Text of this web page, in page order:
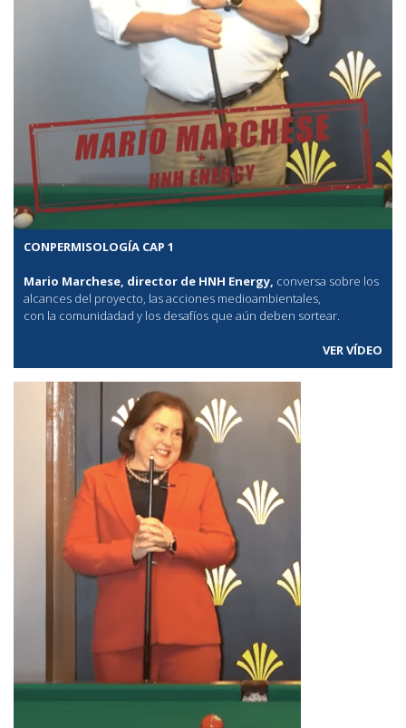
CONPERMISOLOGÍA CAP 1
Mario Marchese, director de HNH Energy, conversa sobre los
alcances del proyecto, las acciones medioambientales,
con la comunidadad y los desafíos que aún deben sortear.
VER VÍDEO